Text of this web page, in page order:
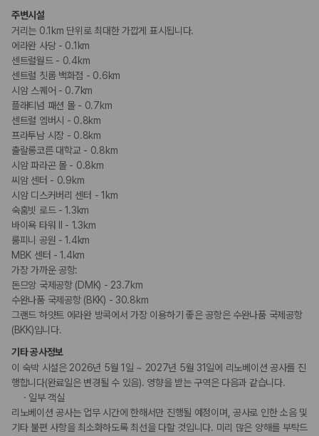
회의공간
장애인 편의시설
휠체어 이용 가능 화장실
휠체어로 이용가능한 주차장
휠체어로 이용 가능
흡연 시설
지정 흡연 구역
기타
프러포즈/로맨스 패키지 이용 가능
주변시설
거리는 0.1km 단위로 최대한 가깝게 표시됩니다.
에라완 사당 - 0.1km
센트럴월드 - 0.4km
센트럴 칫롬 백화점 - 0.6km
시암 스퀘어 - 0.7km
플래티넘 패션 몰 - 0.7km
센트럴 엠버시 - 0.8km
프라투남 시장 - 0.8km
출랄롱코른 대학교 - 0.8km
시암 파라곤 몰 - 0.8km
씨암 센터 - 0.9km
시암 디스커버리 센터 - 1km
숙훔빗 로드 - 1.3km
바이욕 타워 II - 1.3km
룸피니 공원 - 1.4km
MBK 센터 - 1.4km
가장 가까운 공항:
돈므앙 국제공항 (DMK) - 23.7km
수완나품 국제공항 (BKK) - 30.8km
그랜드 하얏트 에라완 방콕에서 가장 이용하기 좋은 공항은 수완나품 국제공항
(BKK)입니다.
기타 공사정보
이 숙박 시설은 2026년 5월 1일 ~ 2027년 5월 31일에 리노베이션 공사를 진
행합니다(완료일은 변경될 수 있음). 영향을 받는 구역은 다음과 같습니다.
일부 객실
리노베이션 공사는 업무 시간에 한해서만 진행될 예정이며, 공사로 인한 소음 및
기타 불편 사항을 최소화하도록 최선을 다할 것입니다. 미리 많은 양해를 부탁드